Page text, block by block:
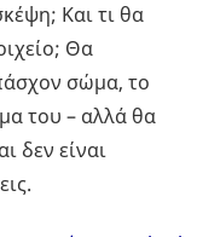
Και τι θα
Θα
σώμα, το
του – αλλά θα
δεν είναι